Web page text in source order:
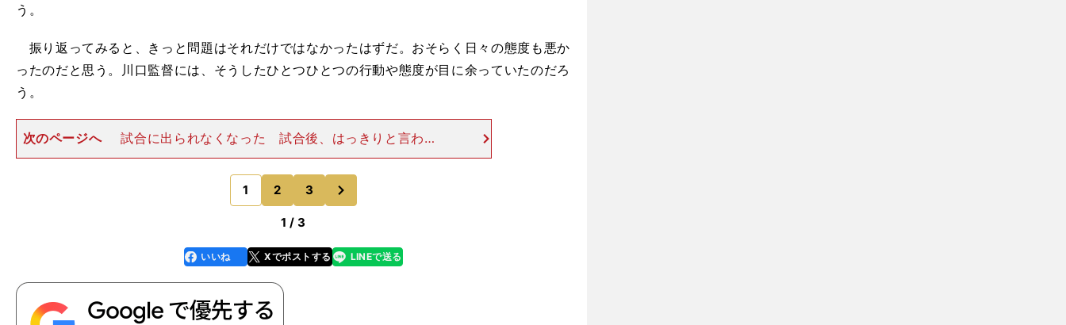
う。
振り返ってみると、きっと問題はそれだけではなかったはずだ。おそらく日々の態度も悪か
ったのだと思う。川口監督には、そうしたひとつひとつの行動や態度が目に余っていたのだろ
う。
次のページへ
試合に出られなくなった 試合後、はっきりと言われ
た。「そういう態度を取るような選手をピッチに立たせることはできな
い」 直後には他チームとの練習試合が組まれていたが、僕は試合に出
ることなく、副審を
1 2 3
1 / 3
faceboo
k
いいね Xでポストする
line LINEで送る